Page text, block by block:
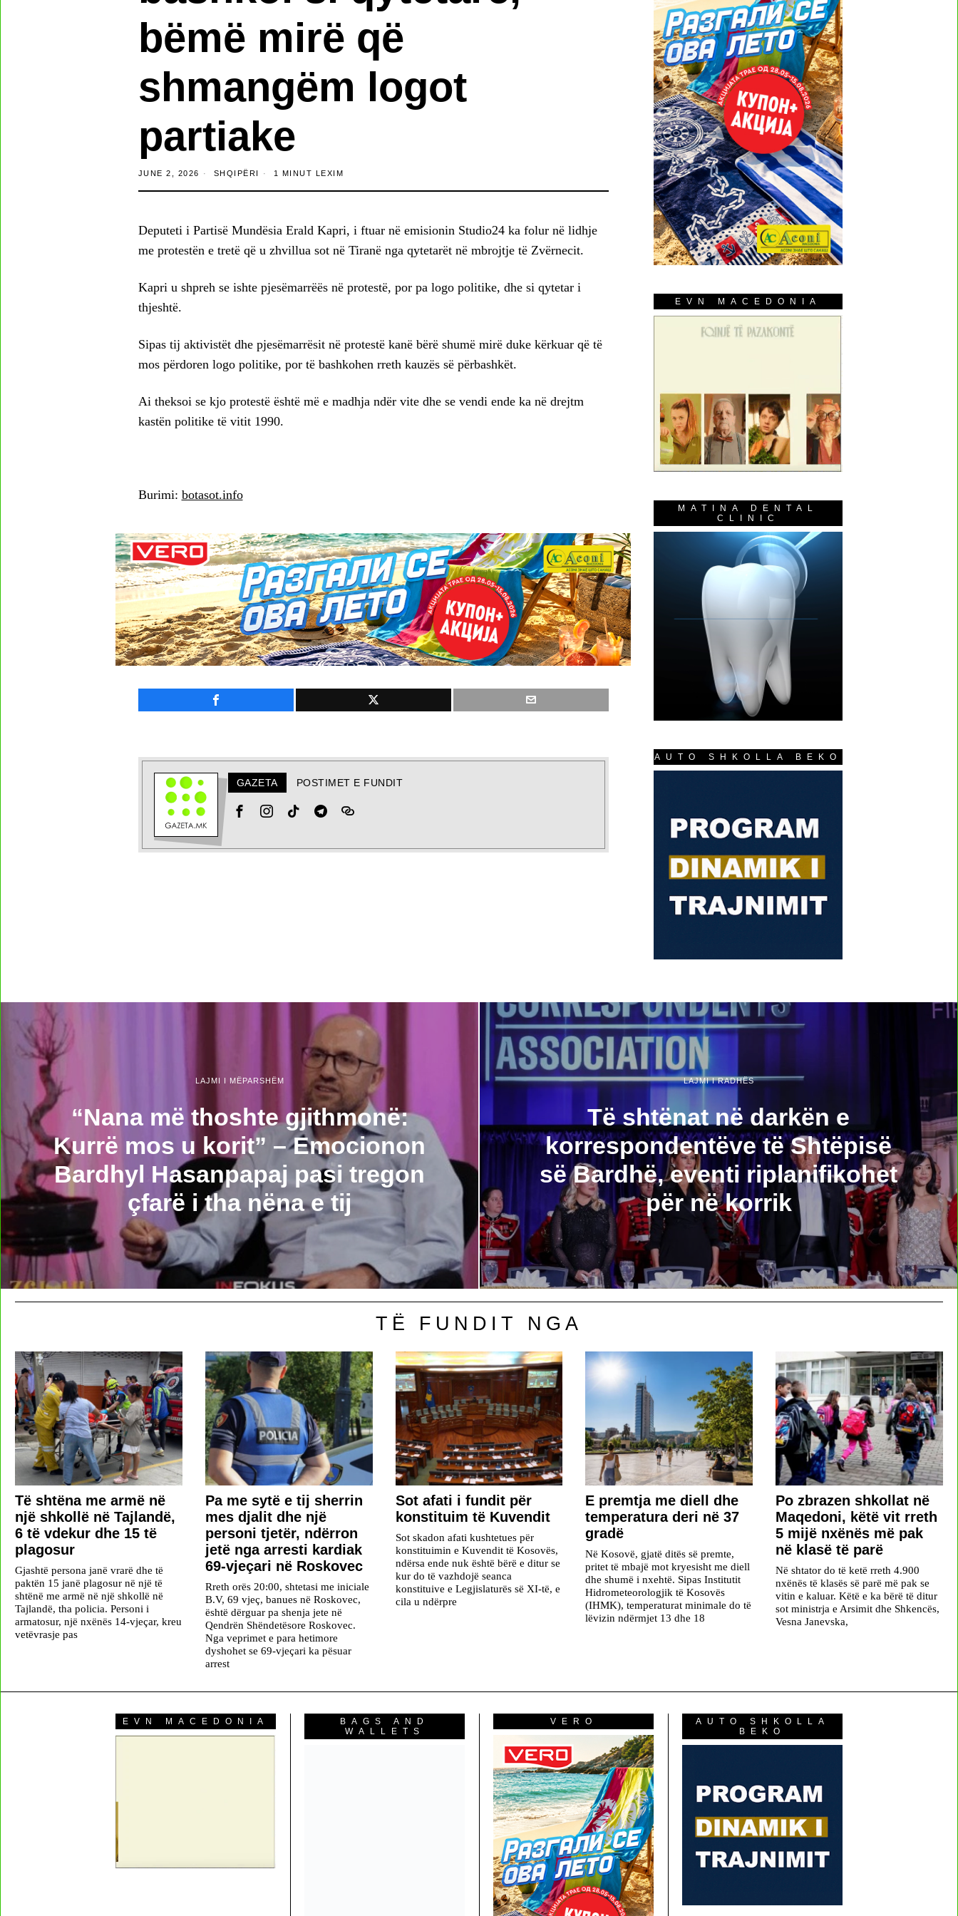
bëmë mirë që
shmangëm logot
partiake
JUNE 2, 2026 SHQIPËRI 1 MINUT LEXIM
Deputeti i Partisë Mundësia Erald Kapri, i ftuar në emisionin Studio24 ka folur në lidhje
me protestën e tretë që u zhvillua sot në Tiranë nga qytetarët në mbrojtje të Zvërnecit.
Kapri u shpreh se ishte pjesëmarrëës në protestë, por pa logo politike, dhe si qytetar i
thjeshtë.
Sipas tij aktivistët dhe pjesëmarrësit në protestë kanë bërë shumë mirë duke kërkuar që të
mos përdoren logo politike, por të bashkohen rreth kauzës së përbashkët.
Ai theksoi se kjo protestë është më e madhja ndër vite dhe se vendi ende ka në drejtm
kastën politike të vitit 1990.
Burimi: botasot.info
GAZETA POSTIMET E FUNDIT
EVN MACEDONIA
MATINA DENTAL
CLINIC
AUTO SHKOLLA BEKO
LAJMI I MËPARSHËM
​“Nana më thoshte gjithmonë:
Kurrë mos u korit” – Emocionon
Bardhyl Hasanpapaj pasi tregon
çfarë i tha nëna e tij
LAJMI I RADHËS
Të shtënat në darkën e
korrespondentëve të Shtëpisë
së Bardhë, eventi riplanifikohet
për në korrik
TË FUNDIT NGA
Të shtëna me armë në
një shkollë në Tajlandë,
6 të vdekur dhe 15 të
plagosur
Gjashtë persona janë vrarë dhe të
paktën 15 janë plagosur në një të
shtënë me armë në një shkollë në
Tajlandë, tha policia. Personi i
armatosur, një nxënës 14-vjeçar, kreu
vetëvrasje pas
Pa me sytë e tij sherrin
mes djalit dhe një
personi tjetër, ndërron
jetë nga arresti kardiak
69-vjeçari në Roskovec
Rreth orës 20:00, shtetasi me iniciale
B.V, 69 vjeç, banues në Roskovec,
është dërguar pa shenja jete në
Qendrën Shëndetësore Roskovec.
Nga veprimet e para hetimore
dyshohet se 69-vjeçari ka pësuar
arrest
​Sot afati i fundit për
konstituim të Kuvendit
Sot skadon afati kushtetues për
konstituimin e Kuvendit të Kosovës,
ndërsa ende nuk është bërë e ditur se
kur do të vazhdojë seanca
konstituive e Legjislaturës së XI-të, e
cila u ndërpre
E premtja me diell dhe
temperatura deri në 37
gradë
Në Kosovë, gjatë ditës së premte,
pritet të mbajë mot kryesisht me diell
dhe shumë i nxehtë. Sipas Institutit
Hidrometeorologjik të Kosovës
(IHMK), temperaturat minimale do të
lëvizin ndërmjet 13 dhe 18
Po zbrazen shkollat në
Maqedoni, këtë vit rreth
5 mijë nxënës më pak
në klasë të parë
Në shtator do të ketë rreth 4.900
nxënës të klasës së parë më pak se
vitin e kaluar. Këtë e ka bërë të ditur
sot ministrja e Arsimit dhe Shkencës,
Vesna Janevska,
EVN MACEDONIA
BAGS AND
WALLETS
VERO
AUTO SHKOLLA
BEKO